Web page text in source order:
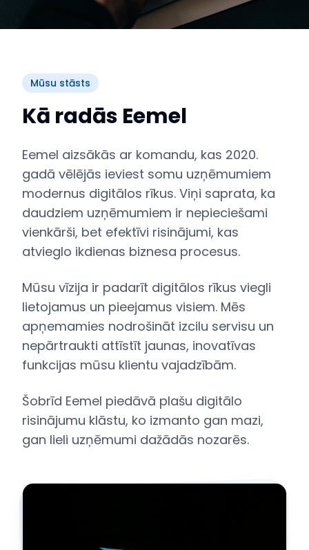
Mūsu stāsts
Kā radās Eemel
Eemel aizsākās ar komandu, kas 2020.
gadā vēlējās ieviest somu uzņēmumiem
modernus digitālos rīkus. Viņi saprata, ka
daudziem uzņēmumiem ir nepieciešami
vienkārši, bet efektīvi risinājumi, kas
atvieglo ikdienas biznesa procesus.
Mūsu vīzija ir padarīt digitālos rīkus viegli
lietojamus un pieejamus visiem. Mēs
apņemamies nodrošināt izcilu servisu un
nepārtraukti attīstīt jaunas, inovatīvas
funkcijas mūsu klientu vajadzībām.
Šobrīd Eemel piedāvā plašu digitālo
risinājumu klāstu, ko izmanto gan mazi,
gan lieli uzņēmumi dažādās nozarēs.